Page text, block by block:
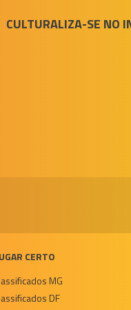
CULTURALIZA-SE NO
CERTO
MG
DF